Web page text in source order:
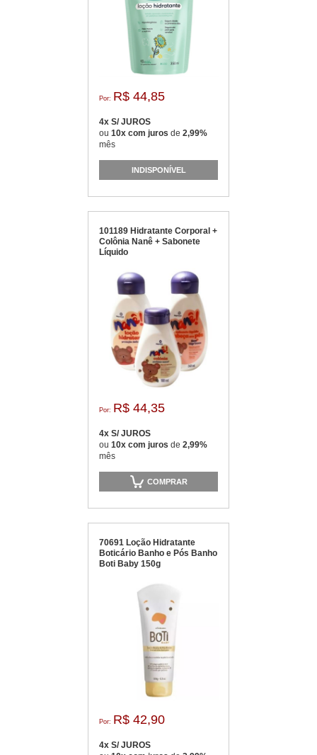
Por: R$ 44,85
4x S/ JUROS
ou 10x com juros de 2,99%
mês
INDISPONÍVEL
101189 Hidratante Corporal +
Colônia Nanê + Sabonete
Líquido
Por: R$ 44,35
4x S/ JUROS
ou 10x com juros de 2,99%
mês
COMPRAR
70691 Loção Hidratante
Boticário Banho e Pós Banho
Boti Baby 150g
Por: R$ 42,90
4x S/ JUROS